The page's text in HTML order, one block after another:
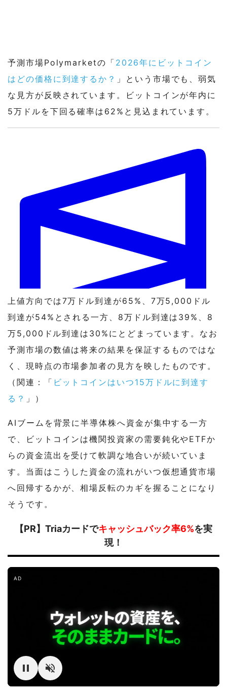
予測市場Polymarketの「 2026年にビットコイン
はどの価格に到達するか？ 」という市場でも、弱気
な見方が反映されています。ビットコインが年内に
5万ドルを下回る確率は62%と見込まれています。
ビットコインは2026年12月31日までに50,000ドルまで下落し
はい 62% · いいえ 39%
View full market & trade on Polymarket
上値方向では7万ドル到達が65%、7万5,000ドル
到達が54%とされる一方、8万ドル到達は39%、8
万5,000ドル到達は30%にとどまっています。なお
予測市場の数値は将来の結果を保証するものではな
く、現時点の市場参加者の見方を映したものです。
（関連：「 ビットコインはいつ15万ドルに到達す
る？ 」）
AIブームを背景に半導体株へ資金が集中する一方
で、ビットコインは機関投資家の需要鈍化やETFか
らの資金流出を受けて軟調な地合いが続いていま
す。当面はこうした資金の流れがいつ仮想通貨市場
へ回帰するかが、相場反転のカギを握ることになり
そうです。
【PR】Triaカードでキャッシュバック率6%を実
現！
AD